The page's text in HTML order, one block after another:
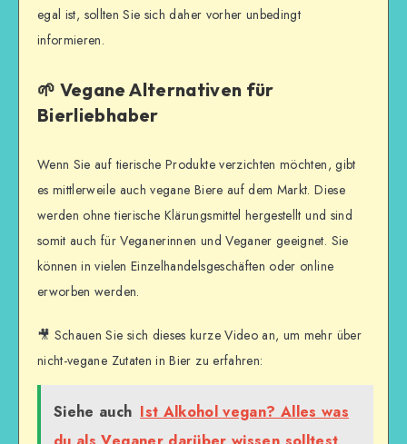
egal ist, sollten Sie sich daher vorher unbedingt
informieren.
🌱 Vegane Alternativen für
Bierliebhaber
Wenn Sie auf tierische Produkte verzichten möchten, gibt
es mittlerweile auch vegane Biere auf dem Markt. Diese
werden ohne tierische Klärungsmittel hergestellt und sind
somit auch für Veganerinnen und Veganer geeignet. Sie
können in vielen Einzelhandelsgeschäften oder online
erworben werden.
🎥 Schauen Sie sich dieses kurze Video an, um mehr über
nicht-vegane Zutaten in Bier zu erfahren:
Siehe auch Ist Alkohol vegan? Alles was